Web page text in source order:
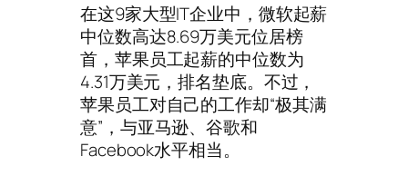
在这9家大型IT企业中，微软起薪
中位数高达8.69万美元位居榜
首，苹果员工起薪的中位数为
4.31万美元，排名垫底。不过，
苹果员工对自己的工作却“极其满
意”，与亚马逊、谷歌和
Facebook水平相当。